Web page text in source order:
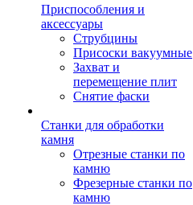
Приспособления и
аксессуары
Струбцины
Присоски вакуумные
Захват и
перемещение плит
Снятие фаски
Станки для обработки
камня
Отрезные станки по
камню
Фрезерные станки по
камню